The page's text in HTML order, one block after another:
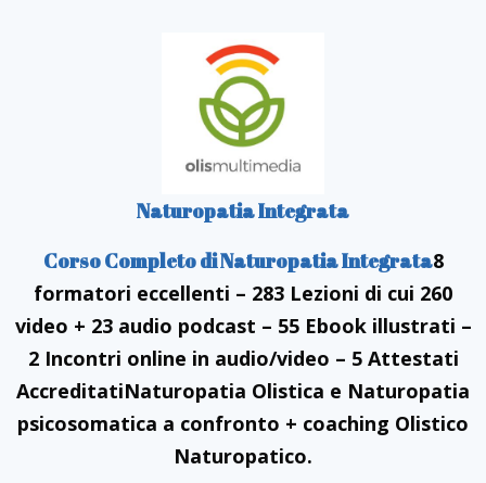
Naturopatia Integrata
Corso Completo di Naturopatia Integrata8
formatori eccellenti – 283 Lezioni di cui 260
video + 23 audio podcast – 55 Ebook illustrati –
2 Incontri online in audio/video – 5 Attestati
AccreditatiNaturopatia Olistica e Naturopatia
psicosomatica a confronto + coaching Olistico
Naturopatico.